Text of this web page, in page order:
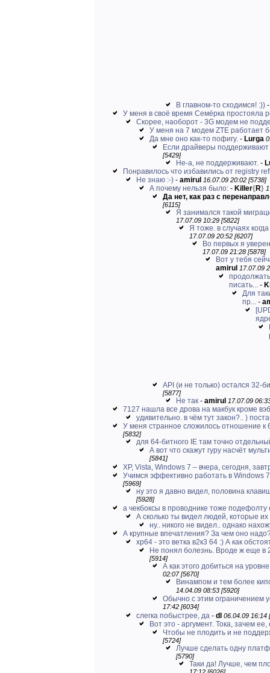
В главном-то сходимся! :))
У меня в своё время Семёрка простояла
Скорее, наоборот - 3G модем не
У меня на 7 модем ZTE работает
Да мне оно как-то пофигу. - Lurga
Если драйверы поддерживают
[5429]
Не-а, не поддерживают. -
Понравилось что избавились от registry
Не знаю :-) - amirul 16.07.09 20:02 [5738]
А почему нельзя было: - Killer{R}
Да нет, как раз с
[6115]
Я занимался такой
17.07.09 10:29 [5822]
Я тоже. в случаях
17.07.09 20:52 [6207]
Во первых я
17.07.09 21:28 [5878]
Вот у тебя
amirul 17.07.09
писать... -
Для
пр... -
API (и не только) остался 32-
[5877]
Не так - amirul 17.07.09
7127 нашла все дрова на макбук кроме
удивительно. в чём тут закон?.. )
У меня странное сложилось отношение к
[5832]
для 64-битного IE там точно
А вот что скажут гуру насчёт
[5841]
XP, Vista, Windows 7 – вчера, сегодня,
Учимся эффективно работать в Windows
[5969]
ну это я давно видел, половина
[5928]
а чекбоксы в проводнике тоже
А сколько ты видел людей, которые
ну.. никого не видел.. однако
А крупные впечатления? За чем оно
хр64 - это ветка в2к3 64 :) А как
Не понял болезнь. Вроде ж еще в
[5914]
А как этого добиться на
02:07 [5670]
Винампом и тем более
14.04.09 08:53 [5920]
Обычно с этим ограничением
17:42 [6034]
слегка побыстрее, да - dl 06.04.09 16:14
Вот это - аргумент. Тока, зачем
Чтобы не плодить и не
[5724]
Лучше сделать одну
[5790]
Таки да! Лучше, чем